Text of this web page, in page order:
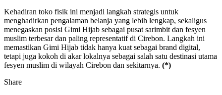
Kehadiran toko fisik ini menjadi langkah strategis untuk
menghadirkan pengalaman belanja yang lebih lengkap, sekaligus
menegaskan posisi Gimi Hijab sebagai pusat sarimbit dan fesyen
muslim terbesar dan paling representatif di Cirebon. Langkah ini
memastikan Gimi Hijab tidak hanya kuat sebagai brand digital,
tetapi juga kokoh di akar lokalnya sebagai salah satu destinasi utama
fesyen muslim di wilayah Cirebon dan sekitarnya. (*)
Share